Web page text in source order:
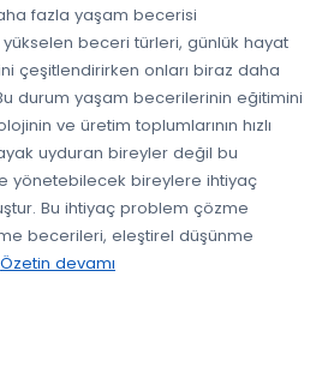
fazla yaşam becerisi
yükselen beceri türleri, günlük hayat
çeşitlendirirken onları biraz daha
durum yaşam becerilerinin eğitimini
ve üretim toplumlarının hızlı
uyduran bireyler değil bu
yönetebilecek bireylere ihtiyaç
Bu ihtiyaç problem çözme
becerileri, eleştirel düşünme
Özetin devamı